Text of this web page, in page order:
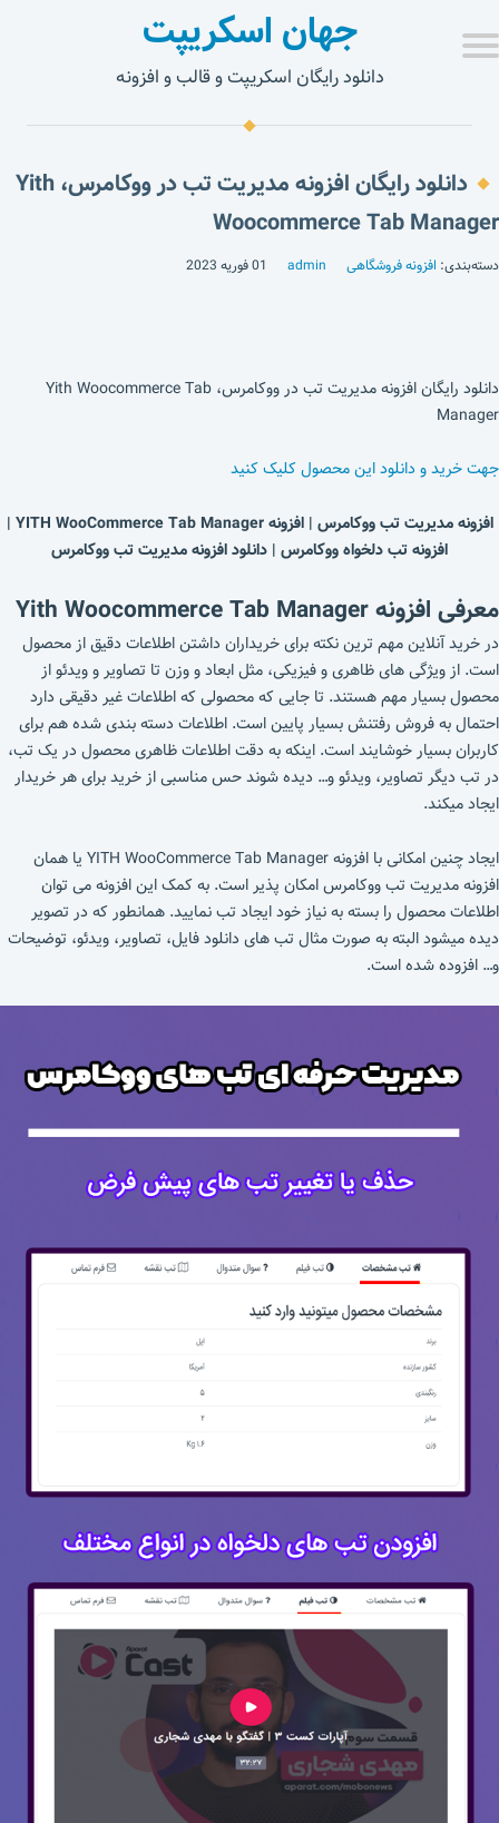
جهان اسکریپت
دانلود رایگان اسکریپت و قالب و افزونه
دانلود رایگان افزونه مدیریت تب در ووکامرس، Yith
Woocommerce Tab Manager
دسته‌بندی: افزونه فروشگاهی admin 01 فوریه 2023
دانلود رایگان افزونه مدیریت تب در ووکامرس، Yith Woocommerce Tab
Manager
جهت خرید و دانلود این محصول کلیک کنید
افزونه مدیریت تب ووکامرس | افزونه YITH WooCommerce Tab Manager |
افزونه تب دلخواه ووکامرس | دانلود افزونه مدیریت تب ووکامرس
معرفی افزونه Yith Woocommerce Tab Manager
در خرید آنلاین مهم ترین نکته برای خریداران داشتن اطلاعات دقیق از محصول
است. از ویژگی های ظاهری و فیزیکی، مثل ابعاد و وزن تا تصاویر و ویدئو از
محصول بسیار مهم هستند. تا جایی که محصولی که اطلاعات غیر دقیقی دارد
احتمال به فروش رفتنش بسیار پایین است. اطلاعات دسته بندی شده هم برای
کاربران بسیار خوشایند است. اینکه به دقت اطلاعات ظاهری محصول در یک تب،
در تب دیگر تصاویر، ویدئو و… دیده شوند حس مناسبی از خرید برای هر خریدار
ایجاد میکند.
ایجاد چنین امکانی با افزونه YITH WooCommerce Tab Manager یا همان
افزونه مدیریت تب ووکامرس امکان پذیر است. به کمک این افزونه می توان
اطلاعات محصول را بسته به نیاز خود ایجاد تب نمایید. همانطور که در تصویر
دیده میشود البته به صورت مثال تب های دانلود فایل، تصاویر، ویدئو، توضیحات
و… افزوده شده است.